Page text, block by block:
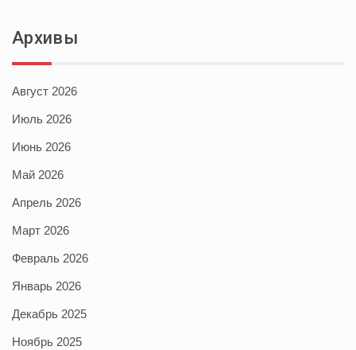
Архивы
Август 2026
Июль 2026
Июнь 2026
Май 2026
Апрель 2026
Март 2026
Февраль 2026
Январь 2026
Декабрь 2025
Ноябрь 2025